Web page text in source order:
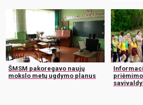
ŠMSM pakoregavo naujų
mokslo metų ugdymo planus